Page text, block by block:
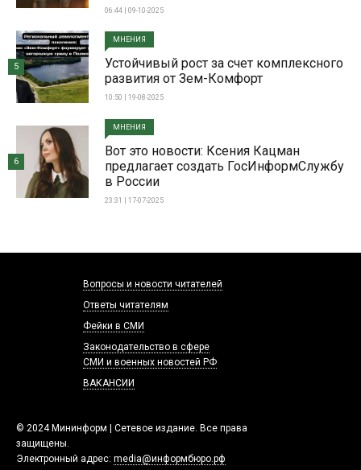
06:44 | 09-10-2025
МНЕНИЯ
Устойчивый рост за счет комплексного
развития от Зем-Комфорт
10:50 | 19-08-2025
5
МНЕНИЯ
Вот это новости: Ксения Кацман
предлагает создать ГосИнформСлужбу
в России
23:31 | 17-07-2025
6
© 2024 Мининформ | Сетевое издание. Все права
защищены.
Электронный адрес: media@информбюро.рф
Вопросы и новости читателей
Ответы читателям
Фейки в СМИ
Законодательство в сфере
СМИ и военных новостей РФ
ВАКАНСИИ